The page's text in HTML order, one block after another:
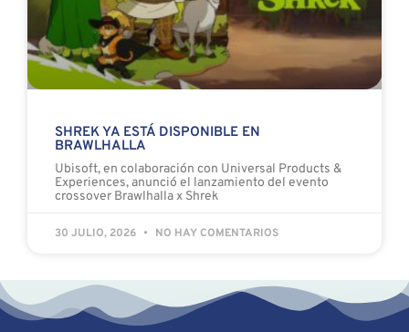
SHREK YA ESTÁ DISPONIBLE EN
BRAWLHALLA
Ubisoft, en colaboración con Universal Products &
Experiences, anunció el lanzamiento del evento
crossover Brawlhalla x Shrek
30 JULIO, 2026 NO HAY COMENTARIOS